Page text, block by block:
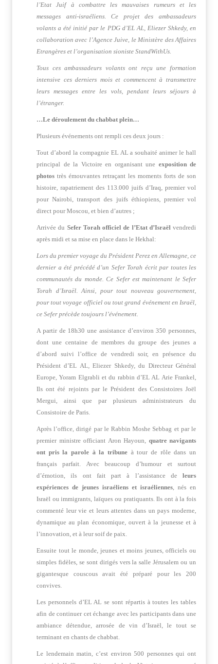
l’Etat Juif à combattre les mauvaises rumeurs et les
messages anti-israéliens. Ce projet des ambassadeurs
volants a été initié par le PDG d’EL AL, Eliezer Shkedy, en
collaboration avec l’Agence Juive, le Ministère des Affaires
Etrangères et l’organisation sioniste StandWithUs.
Tous ces ambassadeurs volants ont reçu une formation
intensive ces derniers mois et commencent à transmettre
leurs messages entre les vols, pendant leurs séjours à
l’étranger.
…Le déroulement du chabbat plein…
Plusieurs événements ont rempli ces deux jours :
Tout d’abord la compagnie EL AL a souhaité animer le hall
principal de la Victoire en organisant une exposition de
photos très émouvantes retraçant les moments forts de son
histoire, rapatriement des 113.000 juifs d’Iraq, premier vol
pour Nairobi, transport des juifs éthiopiens, premier vol
direct pour Moscou, et bien d’autres ;
Arrivée du Sefer Torah officiel de l’Etat d’Israël vendredi
après midi et sa mise en place dans le Hekhal:
Lors du premier voyage du Président Perez en Allemagne, ce
dernier a été précédé d’un Sefer Torah écrit par toutes les
communautés du monde. Ce Sefer est maintenant le Sefer
Torah d’Israël. Ainsi, pour tout nouveau gouvernement,
pour tout voyage officiel ou tout grand événement en Israël,
ce Sefer précède toujours l’événement.
A partir de 18h30 une assistance d’environ 350 personnes,
dont une centaine de membres du groupe des jeunes a
d’abord suivi l’office de vendredi soir, en présence du
Président d’EL AL, Eliezer Shkedy, du Directeur Général
Europe, Yoram Elgrabli et du rabbin d’EL AL Arie Frankel,
Ils ont été rejoints par le Président des Consistoires Joël
Mergui, ainsi que par plusieurs administrateurs du
Consistoire de Paris.
Après l’office, dirigé par le Rabbin Moshe Sebbag et par le
premier ministre officiant Aron Hayoun, quatre navigants
ont pris la parole à la tribune à tour de rôle dans un
français parfait. Avec beaucoup d’humour et surtout
d’émotion, ils ont fait part à l’assistance de leurs
expériences de jeunes israéliens et israéliennes , nés en
Israël ou immigrants, laïques ou pratiquants. Ils ont à la fois
commenté leur vie et leurs attentes dans un pays moderne,
dynamique au plan économique, ouvert à la jeunesse et à
l’innovation, et à leur soif de paix.
Ensuite tout le monde, jeunes et moins jeunes, officiels ou
simples fidèles, se sont dirigés vers la salle Jérusalem ou un
gigantesque couscous avait été préparé pour les 200
convives.
Les personnels d’EL AL se sont répartis à toutes les tables
afin de continuer cet échange avec les participants dans une
ambiance détendue, arrosée de vin d’Israël, le tout se
terminant en chants de chabbat.
Le lendemain matin, c’est environ 500 personnes qui ont